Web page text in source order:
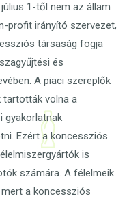
1-től nem az állam
profit irányító szervezet,
társaság fogja
és
A piaci szereplők
tartották volna a
gyakorlatnak
Ezért a koncessziós
is
számára. A félelmeik
a koncessziós